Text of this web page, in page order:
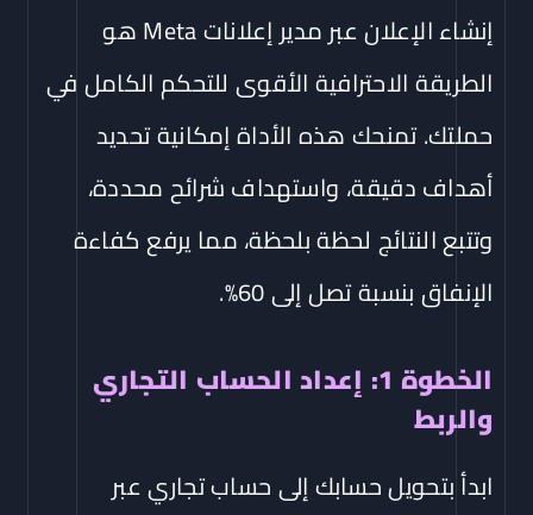
إنشاء الإعلان عبر مدير إعلانات Meta هو
الطريقة الاحترافية الأقوى للتحكم الكامل في
حملتك. تمنحك هذه الأداة إمكانية تحديد
أهداف دقيقة، واستهداف شرائح محددة،
وتتبع النتائج لحظة بلحظة، مما يرفع كفاءة
الإنفاق بنسبة تصل إلى 60%.
الخطوة 1: إعداد الحساب التجاري
والربط
ابدأ بتحويل حسابك إلى حساب تجاري عبر